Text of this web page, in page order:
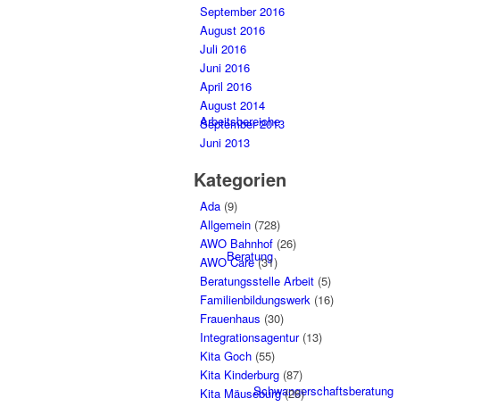
Arbeitsbereiche
Beratung
Schwangerschaftsberatung
September 2016
August 2016
Juli 2016
Juni 2016
April 2016
August 2014
September 2013
Juni 2013
Kategorien
Ada (9)
Allgemein (728)
AWO Bahnhof (26)
AWO Care(31)
Beratungsstelle Arbeit (5)
Familienbildungswerk (16)
Frauenhaus (30)
Integrationsagentur(13)
Kita Goch (55)
Kita Kinderburg (87)
Kita Mäuseburg(26)